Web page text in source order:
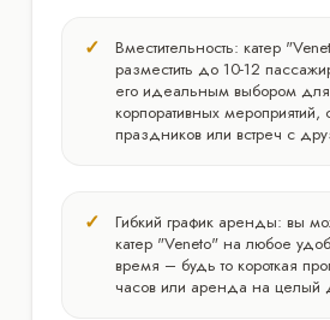
Вместительность: катер
разместить до 10-12
его идеальным выбором
корпоративных
праздников или встреч с
Гибкий график аренды: вы
катер "Veneto" на любое
время – будь то короткая
часов или аренда на целый